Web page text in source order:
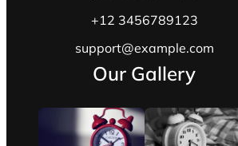
+12 3456789123
support@example.com
Our Gallery